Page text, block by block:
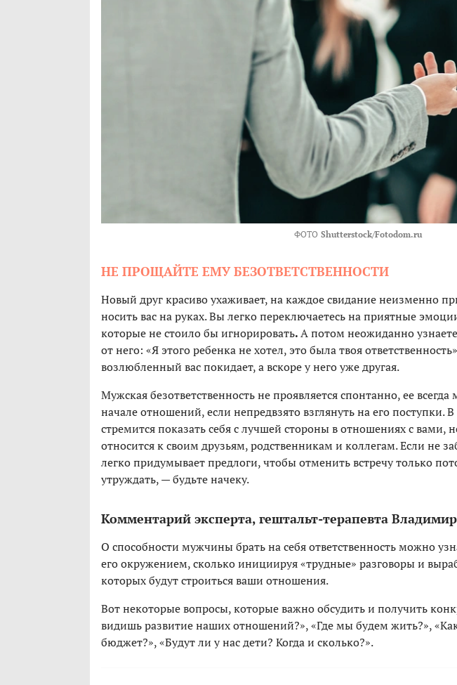
ФОТО Shutterstock/Fotodom.ru
НЕ ПРОЩАЙТЕ ЕМУ БЕЗОТВЕТСТВЕННОСТИ
Новый друг красиво ухаживает, на каждое свидание неизменно
носить вас на руках. Вы легко переключаетесь на приятные
которые не стоило бы игнорировать.А потомнеожиданно
от него: «Я этого ребенка не хотел, это была твоя
возлюбленный вас покидает, а вскоре у него уже другая.
Мужская безответственность не проявляется спонтанно, ее
начале отношений, если непредвзято взглянуть на его поступки.
стремится показать себя с лучшей стороны в отношениях с вами,
относится к своим друзьям, родственникам и коллегам. Если не
легко придумывает предлоги, чтобы отменить встречу только
утруждать, — будьте начеку.
Комментарий эксперта, гештальт-терапевта
О способности мужчины брать на себя ответственность можно
его окружением, сколько инициируя «трудные» разговоры и
которых будут строиться ваши отношения.
Вот некоторые вопросы, которые важно обсудить и получить
видишь развитие наших отношений?», «Где мы будем жить?»,
бюджет?», «Будут ли у нас дети? Когда и сколько?».